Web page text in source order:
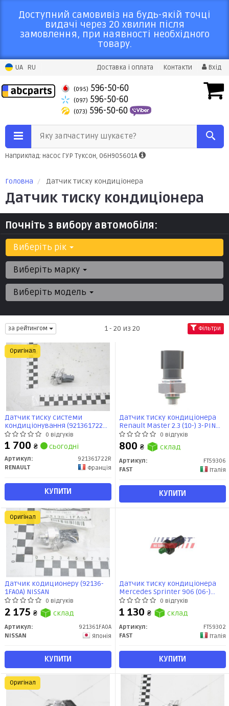
Доступний самовивіз на будь-якій точці
видачі через 20 хвилин після
замовлення, при наявності необхідного
товару.
UA RU Доставка і оплата Контакти Вхід
(095) 596-50-60
(097) 596-50-60
(073) 596-50-60
Яку запчастину шукаєте?
Наприклад: насос ГУР Туксон, 06H905601A
Головна Датчик тиску кондиціонера
Датчик тиску кондиціонера
Почніть з вибору автомобіля:
Виберіть рік
Виберіть марку
Виберіть модель
за рейтингом 1 - 20 из 20 Фільтри
Датчик тиску системи
кондиціонування (921361722R)
Renault
0 відгуків
1 700 ₴ сьогодні
Артикул:
921361722R
RENAULT
Франція
КУПИТИ
Оригінал
Датчик тиску кондиціонера
Renault Master 2.3 (10-) 3-PIN
(FT59306) Fast0 відгуків
800 ₴ склад
Артикул:
FT59306
FAST
Італія
КУПИТИ
Датчик кодиционеру (92136-
1FA0A) NISSAN
0 відгуків
2 175 ₴ склад
Артикул:
921361FA0A
NISSAN
Японія
КУПИТИ
Оригінал
Датчик тиску кондиціонера
Mercedes Sprinter 906 (06-)
(FT59302) Fast0 відгуків
1 130 ₴ склад
Артикул:
FT59302
FAST
Італія
КУПИТИ
Оригінал